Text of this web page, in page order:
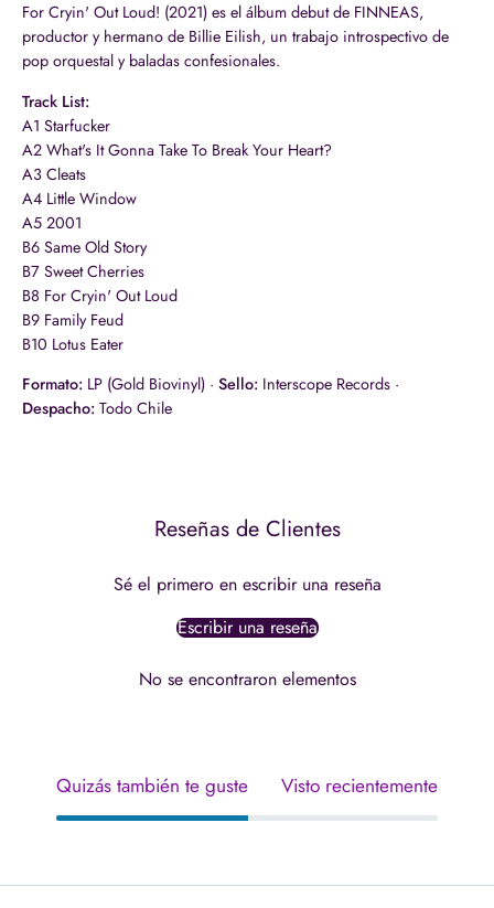
For Cryin' Out Loud! (2021) es el álbum debut de FINNEAS,
productor y hermano de Billie Eilish, un trabajo introspectivo de
pop orquestal y baladas confesionales.
Track List:
A1 Starfucker
A2 What's It Gonna Take To Break Your Heart?
A3 Cleats
A4 Little Window
A5 2001
B6 Same Old Story
B7 Sweet Cherries
B8 For Cryin' Out Loud
B9 Family Feud
B10 Lotus Eater
Formato: LP (Gold Biovinyl) · Sello: Interscope Records ·
Despacho: Todo Chile
Reseñas de Clientes
Sé el primero en escribir una reseña
Escribir una reseña
No se encontraron elementos
Quizás también te guste Visto recientemente